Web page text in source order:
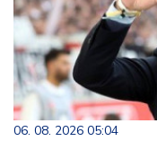
06. 08. 2026 05:04